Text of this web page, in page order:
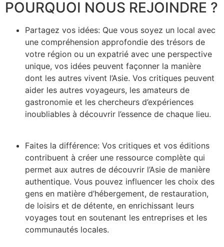
POURQUOI NOUS REJOINDRE ?
Partagez vos idées: Que vous soyez un local avec
une compréhension approfondie des trésors de
votre région ou un expatrié avec une perspective
unique, vos idées peuvent façonner la manière
dont les autres vivent l’Asie. Vos critiques peuvent
aider les autres voyageurs, les amateurs de
gastronomie et les chercheurs d’expériences
inoubliables à découvrir l’essence de chaque lieu.
Faites la différence: Vos critiques et vos éditions
contribuent à créer une ressource complète qui
permet aux autres de découvrir l’Asie de manière
authentique. Vous pouvez influencer les choix des
gens en matière d’hébergement, de restauration,
de loisirs et de détente, en enrichissant leurs
voyages tout en soutenant les entreprises et les
communautés locales.